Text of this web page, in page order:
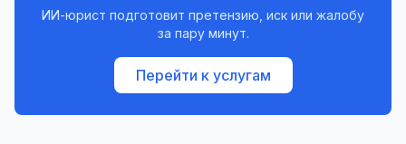
ИИ-юрист подготовит претензию, иск или жалобу
за пару минут.
Перейти к услугам